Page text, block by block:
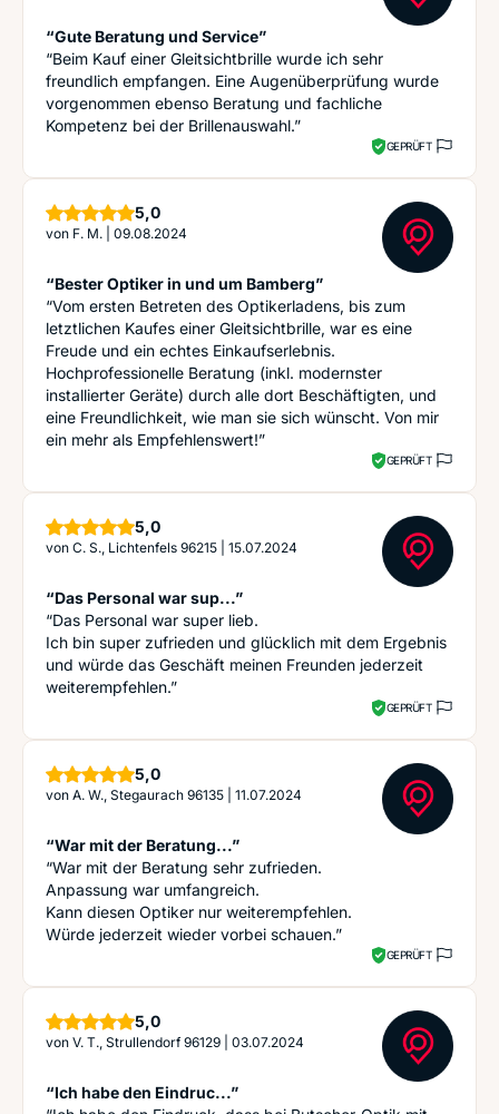
“Gute Beratung und Service”
“Beim Kauf einer Gleitsichtbrille wurde ich sehr
freundlich empfangen. Eine Augenüberprüfung wurde
vorgenommen ebenso Beratung und fachliche
Kompetenz bei der Brillenauswahl.”
GEPRÜFT
5,0Sterne
von F. M. 09.08.2024
“Bester Optiker in und um Bamberg”
“Vom ersten Betreten des Optikerladens, bis zum
letztlichen Kaufes einer Gleitsichtbrille, war es eine
Freude und ein echtes Einkaufserlebnis.
Hochprofessionelle Beratung (inkl. modernster
installierter Geräte) durch alle dort Beschäftigten, und
eine Freundlichkeit, wie man sie sich wünscht. Von mir
ein mehr als Empfehlenswert!”
GEPRÜFT
5,0Sterne
von C. S., Lichtenfels 96215 15.07.2024
“Das Personal war sup...”
“Das Personal war super lieb.
Ich bin super zufrieden und glücklich mit dem Ergebnis
und würde das Geschäft meinen Freunden jederzeit
weiterempfehlen.”
GEPRÜFT
5,0Sterne
von A. W., Stegaurach 96135 11.07.2024
“War mit der Beratung...”
“War mit der Beratung sehr zufrieden.
Anpassung war umfangreich.
Kann diesen Optiker nur weiterempfehlen.
Würde jederzeit wieder vorbei schauen.”
GEPRÜFT
5,0Sterne
von V. T., Strullendorf 96129 03.07.2024
“Ich habe den Eindruc...”